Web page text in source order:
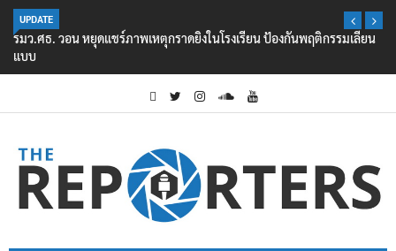
UPDATE
รมว.ศธ. วอน หยุดแชร์ภาพเหตุกราดยิงในโรงเรียน ป้องกันพฤติกรรมเลียน
แบบ